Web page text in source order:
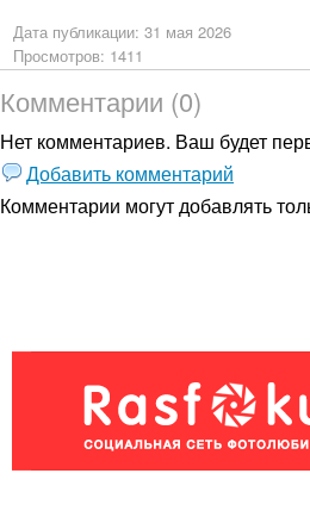
Дата публикации: 31 мая 2026
Просмотров: 1411
Комментарии (0)
Нет комментариев. Ваш будет
Добавить комментарий
Комментарии могут добавлять